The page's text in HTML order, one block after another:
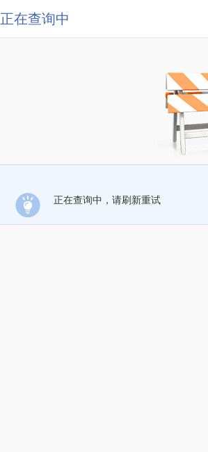
正在查询中
正在查询中，请刷新重试